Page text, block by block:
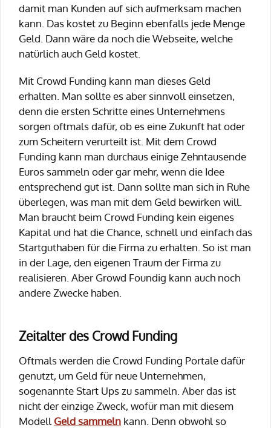
damit man Kunden auf sich aufmerksam machen
kann. Das kostet zu Beginn ebenfalls jede Menge
Geld. Dann wäre da noch die Webseite, welche
natürlich auch Geld kostet.
Mit Crowd Funding kann man dieses Geld
erhalten. Man sollte es aber sinnvoll einsetzen,
denn die ersten Schritte eines Unternehmens
sorgen oftmals dafür, ob es eine Zukunft hat oder
zum Scheitern verurteilt ist. Mit dem Crowd
Funding kann man durchaus einige Zehntausende
Euros sammeln oder gar mehr, wenn die Idee
entsprechend gut ist. Dann sollte man sich in Ruhe
überlegen, was man mit dem Geld bewirken will.
Man braucht beim Crowd Funding kein eigenes
Kapital und hat die Chance, schnell und einfach das
Startguthaben für die Firma zu erhalten. So ist man
in der Lage, den eigenen Traum der Firma zu
realisieren. Aber Growd Foundig kann auch noch
andere Zwecke haben.
Zeitalter des Crowd Funding
Oftmals werden die Crowd Funding Portale dafür
genutzt, um Geld für neue Unternehmen,
sogenannte Start Ups zu sammeln. Aber das ist
nicht der einzige Zweck, wofür man mit diesem
Modell Geld sammeln kann. Denn obwohl so